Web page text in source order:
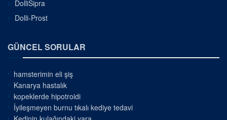
DolliSipra
Dolli-Prost
GÜNCEL SORULAR
hamsterimin eli şiş
Kanarya hastalık
kopeklerde hipotroidi
İyileşmeyen burnu tıkalı kediye tedavi